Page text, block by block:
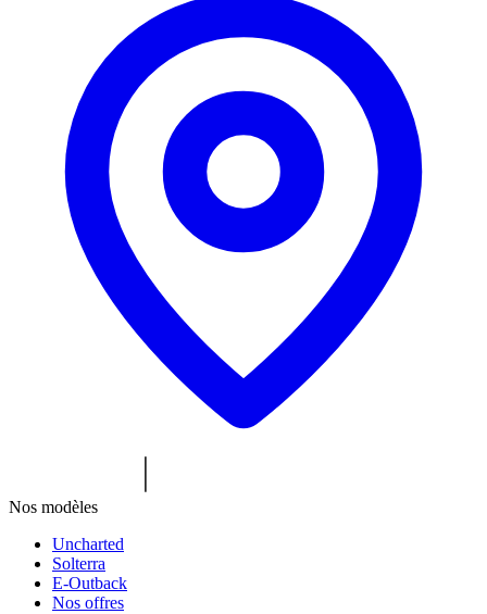
Nos modèles
Uncharted
Solterra
E-Outback
Nos offres